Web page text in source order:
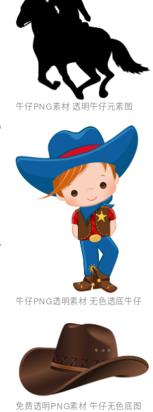
牛仔PNG素材 透明牛仔元素图
牛仔PNG透明素材 无色透底牛仔
免费透明PNG素材 牛仔无色底图